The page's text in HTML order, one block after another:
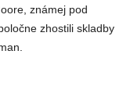
známej pod
zhostili skladby